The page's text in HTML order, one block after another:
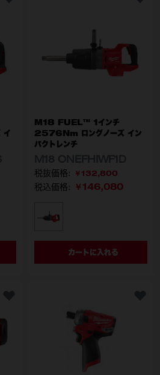
0C0 JP
M18 FUEL™ 1インチ
2576Nm ロングノーズ イン
パクトレンチ
￥132,800
税込価格: ￥146,080
型番M18 ONEFHIWF1D-
カートに入れる